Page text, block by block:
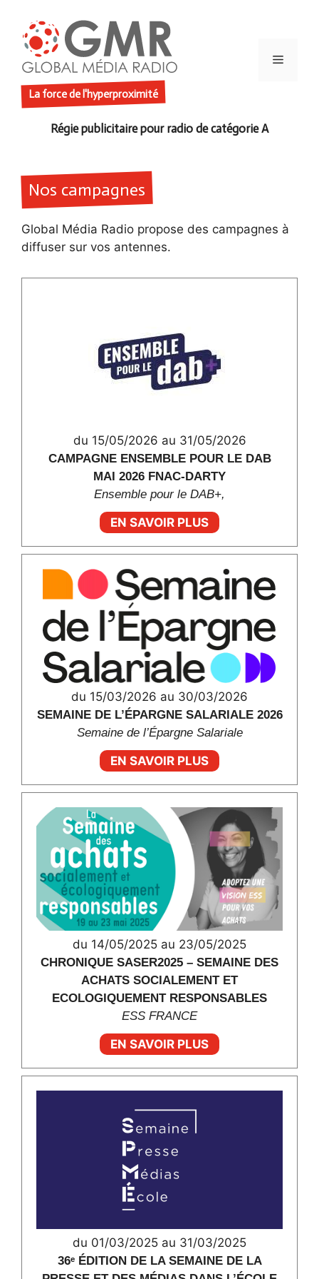
contenu
La force de l'hyperproximité
Menu
Nos campagnes
Global Média Radio propose des campagnes à
diffuser sur vos antennes.
du 15/05/2026 au 31/05/2026
CAMPAGNE ENSEMBLE POUR LE DAB
MAI 2026 FNAC-DARTY
Ensemble pour le DAB+,
EN SAVOIR PLUS
du 15/03/2026 au 30/03/2026
SEMAINE DE L’ÉPARGNE SALARIALE 2026
Semaine de l’Épargne Salariale
EN SAVOIR PLUS
du 14/05/2025 au 23/05/2025
CHRONIQUE SASER2025 – SEMAINE DES
ACHATS SOCIALEMENT ET
ECOLOGIQUEMENT RESPONSABLES
ESS FRANCE
EN SAVOIR PLUS
du 01/03/2025 au 31/03/2025
36ᵉ ÉDITION DE LA SEMAINE DE LA